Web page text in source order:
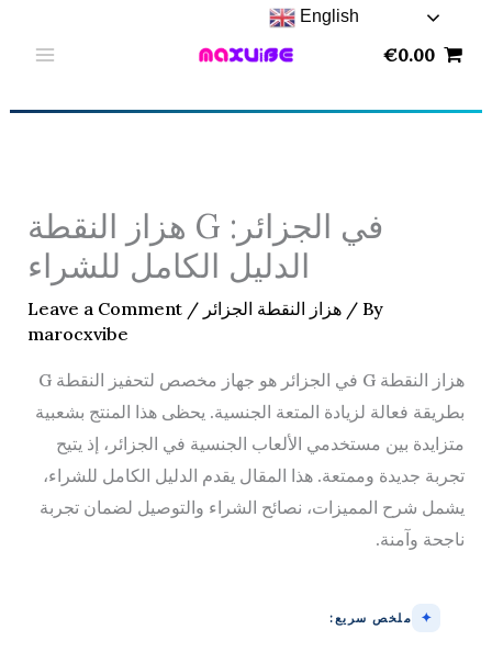
€0.00
هزاز النقطة G في الجزائر:
الدليل الكامل للشراء
Leave a Comment / هزاز النقطة الجزائر/ By
marocxvibe
هزاز النقطة G في الجزائر هو جهاز مخصص لتحفيز النقطة G
بطريقة فعالة لزيادة المتعة الجنسية. يحظى هذا المنتج بشعبية
متزايدة بين مستخدمي الألعاب الجنسية في الجزائر، إذ يتيح
تجربة جديدة وممتعة. هذا المقال يقدم الدليل الكامل للشراء،
يشمل شرح المميزات، نصائح الشراء والتوصيل لضمان تجربة
ناجحة وآمنة.
ملخص سريع:
English